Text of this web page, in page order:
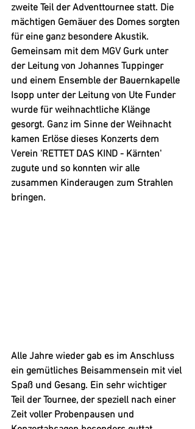
zweite Teil der Adventtournee statt. Die
mächtigen Gemäuer des Domes sorgten
für eine ganz besondere Akustik.
Gemeinsam mit dem MGV Gurk unter
der Leitung von Johannes Tuppinger
und einem Ensemble der Bauernkapelle
Isopp unter der Leitung von Ute Funder
wurde für weihnachtliche Klänge
gesorgt. Ganz im Sinne der Weihnacht
kamen Erlöse dieses Konzerts dem
Verein 'RETTET DAS KIND - Kärnten'
zugute und so konnten wir alle
zusammen Kinderaugen zum Strahlen
bringen.
Alle Jahre wieder gab es im Anschluss
ein gemütliches Beisammensein mit viel
Spaß und Gesang. Ein sehr wichtiger
Teil der Tournee, der speziell nach einer
Zeit voller Probenpausen und